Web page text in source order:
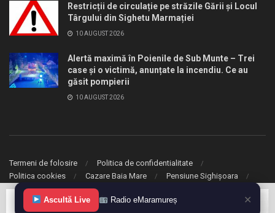
Restricții de circulație pe străzile Gării și Locul
Târgului din Sighetu Marmației
10 AUGUST 2026
Alertă maximă în Poienile de Sub Munte – Trei
case și o victimă, anunțate la incendiu. Ce au
găsit pompierii
10 AUGUST 2026
Termeni de folosire
Politica de confidentialitate
Politica cookies
Cazare Baia Mare Pensiune Sighișoara
© 2020 eMaramures. Toate drepturile rezervate.
Ascultă Live Radio eMaramureș ✕